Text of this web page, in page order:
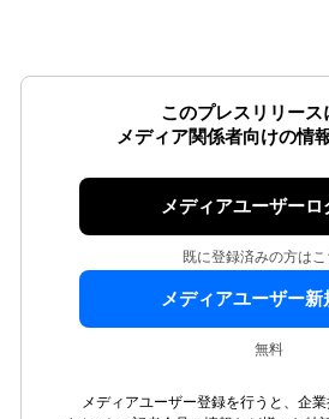
このプレスリリース
メディア関係者向けの情
メディアユーザーロ
既に登録済みの方はこ
メディアユーザー新
無料
メディアユーザー登録を行うと、企業